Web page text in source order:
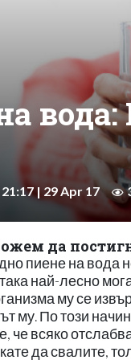
21:17 | 29 Apr 17
да
пиене на вода
най-лесно
му се
му. По този
че всяко
да свалите,